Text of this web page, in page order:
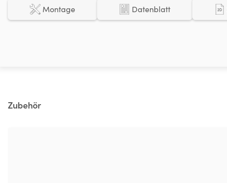
Montage Datenblatt
Produktgalerie überspringen
Zubehör